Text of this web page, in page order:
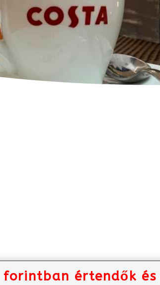
forintban értendők